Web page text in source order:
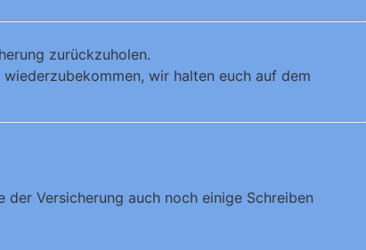
zurückzuholen.
wir halten euch auf dem
Versicherung auch noch einige Schreiben